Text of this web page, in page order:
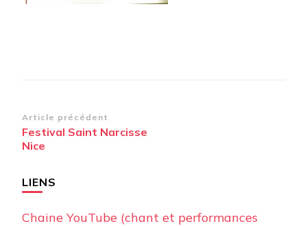
Navigation
d’article
Article précédent
Festival Saint Narcisse
Nice
LIENS
Chaine YouTube (chant et performances